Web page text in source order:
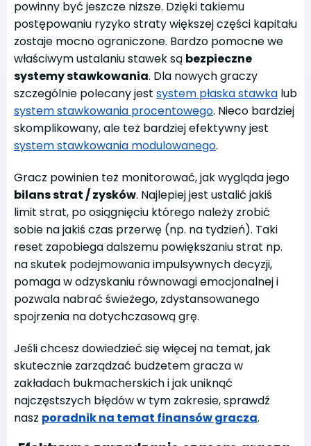
powinny być jeszcze niższe. Dzięki takiemu
postępowaniu ryzyko straty większej części kapitału
zostaje mocno ograniczone. Bardzo pomocne we
właściwym ustalaniu stawek są bezpieczne
systemy stawkowania. Dla nowych graczy
szczególnie polecany jest system płaska stawka lub
system stawkowania procentowego. Nieco bardziej
skomplikowany, ale też bardziej efektywny jest
system stawkowania modulowanego.
Gracz powinien też monitorować, jak wygląda jego
bilans strat / zysków. Najlepiej jest ustalić jakiś
limit strat, po osiągnięciu którego należy zrobić
sobie na jakiś czas przerwę (np. na tydzień). Taki
reset zapobiega dalszemu powiększaniu strat np.
na skutek podejmowania impulsywnych decyzji,
pomaga w odzyskaniu równowagi emocjonalnej i
pozwala nabrać świeżego, zdystansowanego
spojrzenia na dotychczasową grę.
Jeśli chcesz dowiedzieć się więcej na temat, jak
skutecznie zarządzać budżetem gracza w
zakładach bukmacherskich i jak uniknąć
najczęstszych błędów w tym zakresie, sprawdź
nasz poradnik na temat finansów gracza.